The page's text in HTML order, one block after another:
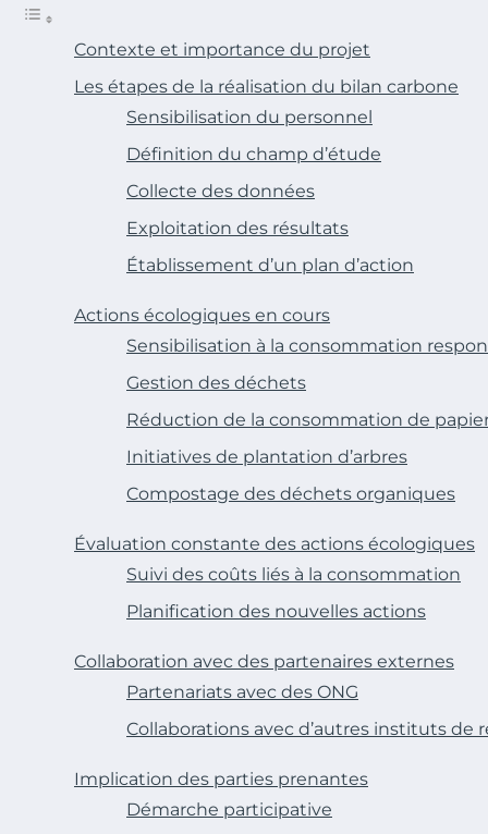
Contexte et importance du projet
Les étapes de la réalisation du bilan carbone
Sensibilisation du personnel
Définition du champ d’étude
Collecte des données
Exploitation des résultats
Établissement d’un plan d’action
Actions écologiques en cours
Sensibilisation à la consommation
Gestion des déchets
Réduction de la consommation de
Initiatives de plantation d’arbres
Compostage des déchets organiques
Évaluation constante des actions écologiques
Suivi des coûts liés à la consommation
Planification des nouvelles actions
Collaboration avec des partenaires externes
Partenariats avec des ONG
Collaborations avec d’autres instituts de
Implication des parties prenantes
Démarche participative